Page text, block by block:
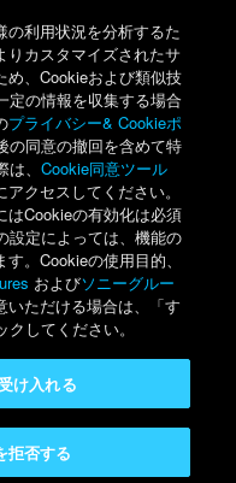
の利用状況を分析するた
りカスタマイズされたサ
め、Cookieおよび類似技
定の情報を収集する場合
プライバシー& Cookieポ
の同意の撤回を含めて特
は、Cookie同意ツール
クセスしてください。
はCookieの有効化は必須
設定によっては、機能の
。Cookieの使用目的、
およびソニーグルー
いただける場合は、「す
してください。
拒否する
け入れる